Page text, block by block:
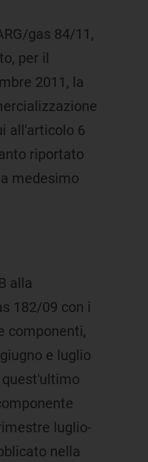
gas 84/11,
per il
2011, la
all'articolo 6
riportato
medesimo
alla
182/09 con i
componenti,
e luglio
luglio-
nella